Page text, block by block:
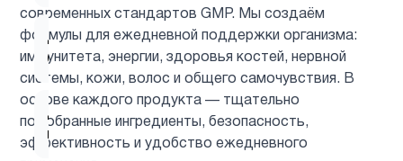
современных стандартов GMP. Мы создаём
формулы для ежедневной поддержки организма:
иммунитета, энергии, здоровья костей, нервной
системы, кожи, волос и общего самочувствия. В
основе каждого продукта — тщательно
подобранные ингредиенты, безопасность,
эффективность и удобство ежедневного
Для
беременных
Для
3